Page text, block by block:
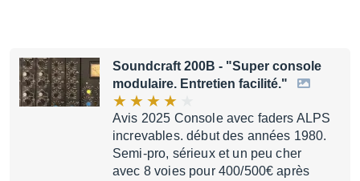
Soundcraft 200B - "Super console
modulaire. Entretien facilité."
Avis 2025 Console avec faders ALPS
increvables. début des années 1980.
Semi-pro, sérieux et un peu cher
avec 8 voies pour 400/500€ après